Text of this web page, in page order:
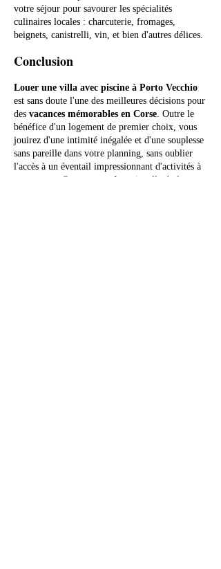
votre séjour pour savourer les spécialités
culinaires locales : charcuterie, fromages,
beignets, canistrelli, vin, et bien d'autres délices.
Conclusion
Louer une villa avec piscine à Porto Vecchio
est sans doute l'une des meilleures décisions pour
des vacances mémorables en Corse. Outre le
bénéfice d'un logement de premier choix, vous
jouirez d'une intimité inégalée et d'une souplesse
sans pareille dans votre planning, sans oublier
l'accès à un éventail impressionnant d'activités à
votre porte. Que votre quête soit celle du luxe,